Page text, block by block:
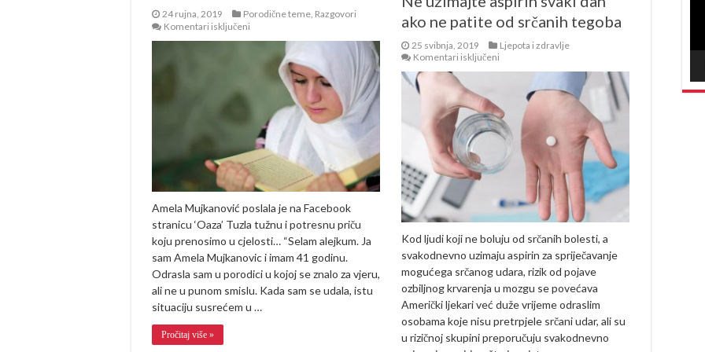
24 rujna, 2019 Porodične teme, Razgovori
Komentari isključeni
odustajem
Amela Mujkanović poslala je na Facebook
stranicu ‘Oaza’ Tuzla tužnu i potresnu priču
koju prenosimo u cjelosti… “Selam alejkum. Ja
sam Amela Mujkanovic i imam 41 godinu.
Odrasla sam u porodici u kojoj se znalo za vjeru,
ali ne u punom smislu. Kada sam se udala, istu
situaciju susrećem u …
Pročitaj više »
ako ne patite od srčanih tegoba
25 svibnja, 2019
Ljepota i zdravlje
Komentari isključeni
dan
ako
ne
patite
od
srčanih
Kod ljudi koji ne boluju od srčanih bolesti, a
svakodnevno uzimaju aspirin za spriječavanje
mogućega srčanog udara, rizik od pojave
ozbiljnog krvarenja u mozgu se povećava
Američki ljekari već duže vrijeme odraslim
osobama koje nisu pretrpjele srčani udar, ali su
u rizičnoj skupini preporučuju svakodnevno